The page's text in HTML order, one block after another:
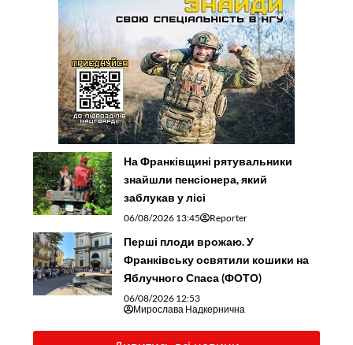
На Франківщині рятувальники
знайшли пенсіонера, який
заблукав у лісі
06/08/2026 13:45 Reporter
Перші плоди врожаю. У
Франківську освятили кошики на
Яблучного Спаса (ФОТО)
06/08/2026 12:53
Мирослава Надкернична